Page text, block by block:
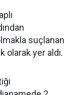
suçlanan
olarak yer aldı.